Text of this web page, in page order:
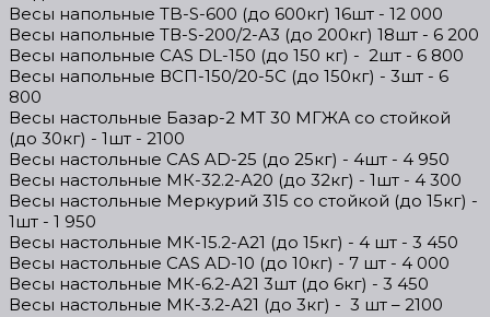
Весы напольные TB-S-600 (до 600кг) 16шт - 12 000
Весы напольные ТВ-S-200/2-А3 (до 200кг) 18шт - 6 200
Весы напольные CAS DL-150 (до 150 кг) - 2шт - 6 800
Весы напольные ВСП-150/20-5С (до 150кг) - 3шт - 6
800
Весы настольные Базар-2 МТ 30 МГЖА со стойкой
(до 30кг) - 1шт - 2100
Весы настольные CAS AD-25 (до 25кг) - 4шт - 4 950
Весы настольные МК-32.2-А20 (до 32кг) - 1шт - 4 300
Весы настольные Меркурий 315 со стойкой (до 15кг) -
1шт - 1 950
Весы настольные МК-15.2-А21 (до 15кг) - 4 шт - 3 450
Весы настольные CAS АD-10 (до 10кг) - 7 шт - 4 000
Весы настольные МК-6.2-А21 3шт (до 6кг) - 3 450
Весы настольные МК-3.2-А21 (до 3кг) - 3 шт – 2100